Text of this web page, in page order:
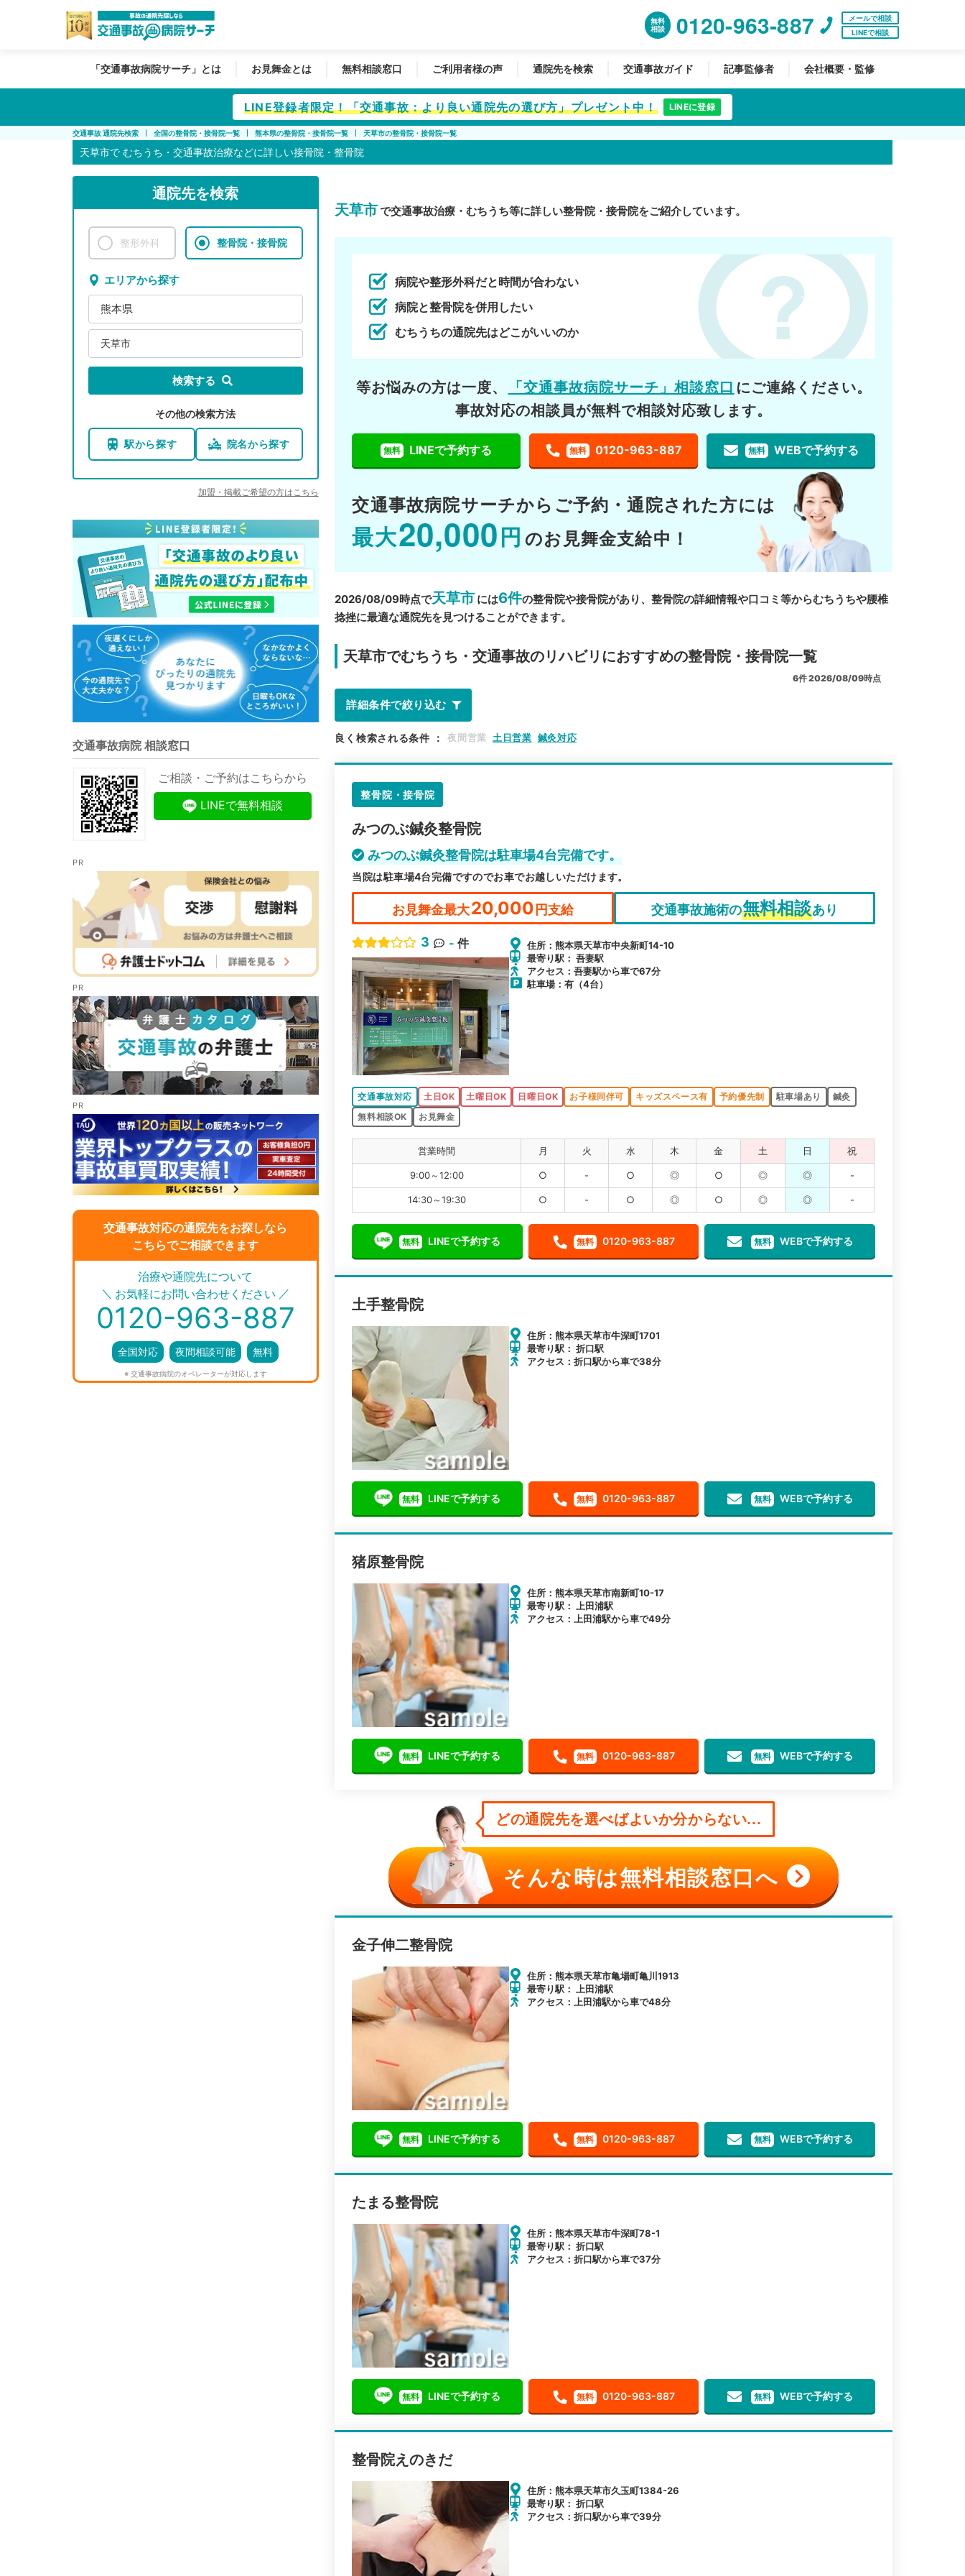
無料
相談
0120-963-887
メールで相談
LINEで相談
「交通事故病院サーチ」とは お見舞金とは 無料相談窓口 ご利用者様の声 通院先を検索 交通事故ガイド 記事監修者 会社概要・監修
LINE登録者限定！「交通事故：より良い通院先の選び方」プレゼント中！ LINEに登録
交通事故 通院先検索 全国の整骨院・接骨院一覧 熊本県の整骨院・接骨院一覧 天草市の整骨院・接骨院一覧
天草市で むちうち・交通事故治療などに詳しい接骨院・整骨院
通院先を検索
整形外科 整骨院・接骨院
エリアから探す
熊本県
天草市
検索する
その他の検索方法
駅から探す 院名から探す
加盟・掲載ご希望の方はこちら
交通事故病院 相談窓口
ご相談・ご予約はこちらから
LINEで無料相談
交通事故対応の通院先をお探しなら
こちらでご相談できます
＼ ／
治療や通院先について
お気軽にお問い合わせください
0120-963-887
全国対応 夜間相談可能 無料
※ 交通事故病院のオペレーターが対応します
天草市で交通事故治療・むちうち等に詳しい整骨院・接骨院をご紹介しています。
病院や整形外科だと時間が合わない
病院と整骨院を併用したい
むちうちの通院先はどこがいいのか
等お悩みの方は一度、 「交通事故病院サーチ」相談窓口 にご連絡ください。
事故対応の相談員が無料で相談対応致します。
無料 LINEで予約する 無料 0120-963-887 無料 WEBで予約する
交通事故病院サーチから ご予約・通院された方には
最大20,000 円 のお見舞金支給中！
2026/08/09時点で天草市 には6件の整骨院や接骨院があり、整骨院の詳細情報や口コミ等からむちうちや腰椎
捻挫に最適な通院先を見つけることができます。
天草市でむちうち・交通事故のリハビリにおすすめの整骨院・接骨院一覧
6件2026/08/09時点
詳細条件で絞り込む
良く検索される条件 ： 夜間営業 土日営業 鍼灸対応
整骨院・接骨院
みつのぶ鍼灸整骨院
みつのぶ鍼灸整骨院は駐車場4台完備です。
当院は駐車場4台完備ですのでお車でお越しいただけます。
お見舞金最大20,000円支給 交通事故施術の無料相談あり
3 - 件
住所：熊本県天草市中央新町14-10
最寄り駅： 吾妻駅
アクセス：吾妻駅から車で67分
駐車場：有（4台）
交通事故対応 土日OK 土曜日OK 日曜日OK お子様同伴可 キッズスペース有 予約優先制 駐車場あり
鍼灸
無料相談OK
お見舞金
営業時間 月 火 水 木 金 土 日 祝
9:00～12:00 ○ - ○ ◎ ○ ◎ ◎ -
14:30～19:30 ○ - ○ ◎ ○ ◎ ◎ -
無料 LINEで予約する 無料 0120-963-887 無料 WEBで予約する
土手整骨院
住所：熊本県天草市牛深町1701
最寄り駅： 折口駅
アクセス：折口駅から車で38分
無料 LINEで予約する 無料 0120-963-887 無料 WEBで予約する
猪原整骨院
住所：熊本県天草市南新町10-17
最寄り駅： 上田浦駅
アクセス：上田浦駅から車で49分
無料 LINEで予約する 無料 0120-963-887 無料 WEBで予約する
どの通院先を選べばよいか分からない...
そんな時は無料相談窓口へ
金子伸二整骨院
住所：熊本県天草市亀場町亀川1913
最寄り駅： 上田浦駅
アクセス：上田浦駅から車で48分
無料 LINEで予約する 無料 0120-963-887 無料 WEBで予約する
たまる整骨院
住所：熊本県天草市牛深町78-1
最寄り駅： 折口駅
アクセス：折口駅から車で37分
無料 LINEで予約する 無料 0120-963-887 無料 WEBで予約する
整骨院えのきだ
住所：熊本県天草市久玉町1384-26
最寄り駅： 折口駅
アクセス：折口駅から車で39分